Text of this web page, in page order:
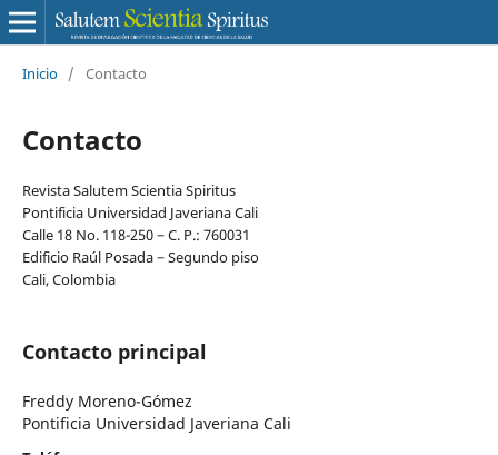
Inicio / Contacto
Contacto
Revista Salutem Scientia Spiritus
Pontificia Universidad Javeriana Cali
Calle 18 No. 118-250 − C. P.: 760031
Edificio Raúl Posada − Segundo piso
Cali, Colombia
Contacto principal
Freddy Moreno-Gómez
Pontificia Universidad Javeriana Cali